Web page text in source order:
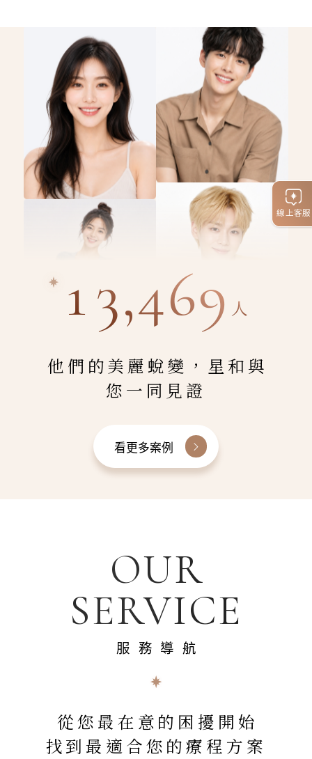
線上客服
13,469 人
他們的美麗蛻變，星和與
您一同見證
看更多案例
OUR
SERVICE
服務導航
從您最在意的困擾開始
找到最適合您的療程方案